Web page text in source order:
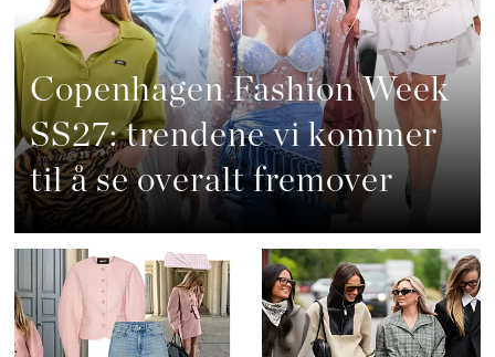
Copenhagen Fashion Week
SS27: trendene vi kommer
til å se overalt fremover